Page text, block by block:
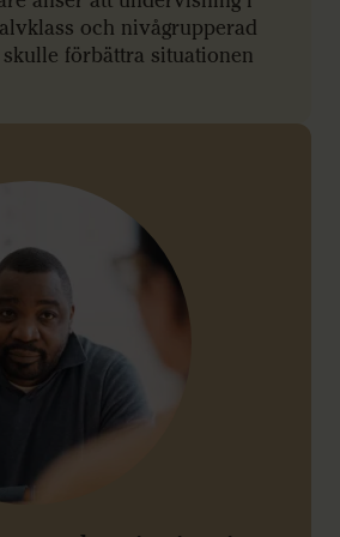
och nivågrupperad
förbättra situationen